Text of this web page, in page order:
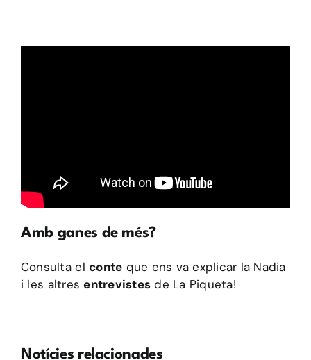
Amb ganes de més?
Consultaelconte que ens va explicar la Nadia
i les altresentrevistes de La Piqueta!
Notícies relacionades